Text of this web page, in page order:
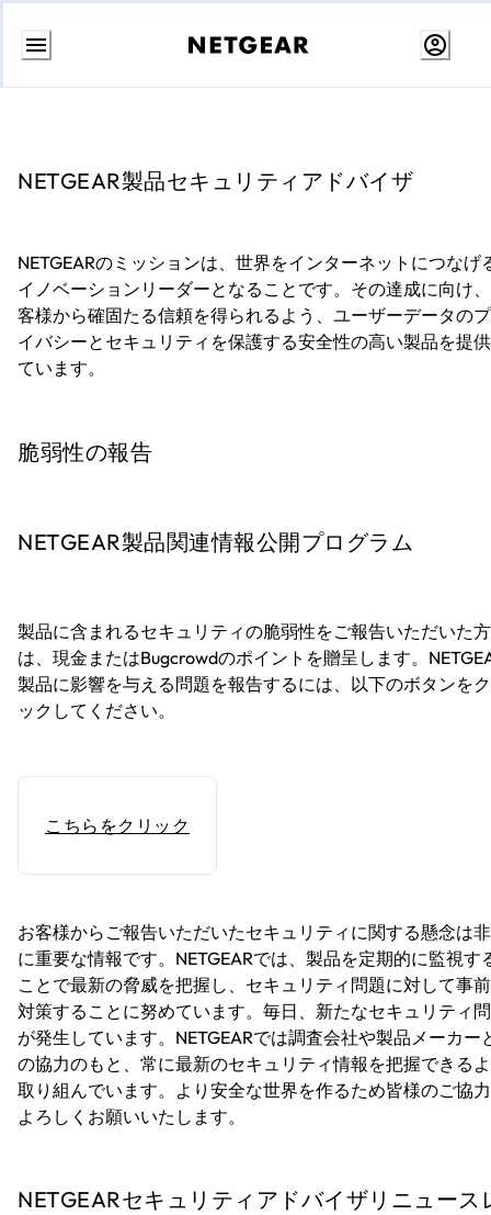
Skip
NETGEAR製品セキュリティアドバイザ
NETGEARのミッションは、世界をインターネットにつなげ
イノベーションリーダーとなることです。その達成に向け
客様から確固たる信頼を得られるよう、ユーザーデータの
イバシーとセキュリティを保護する安全性の高い製品を提
ています。
脆弱性の報告
NETGEAR製品関連情報公開プログラム
製品に含まれるセキュリティの脆弱性をご報告いただいた
は、現金またはBugcrowdのポイントを贈呈します。
製品に影響を与える問題を報告するには、以下のボタンを
ックしてください。
こちらをクリック
お客様からご報告いただいたセキュリティに関する懸念は
に重要な情報です。NETGEARでは、製品を定期的に監視す
ことで最新の脅威を把握し、セキュリティ問題に対して事
対策することに努めています。毎日、新たなセキュリティ
が発生しています。NETGEARでは調査会社や製品メーカー
の協力のもと、常に最新のセキュリティ情報を把握できる
取り組んでいます。より安全な世界を作るため皆様のご協
よろしくお願いいたします。
NETGEARセキュリティアドバイザリニュース